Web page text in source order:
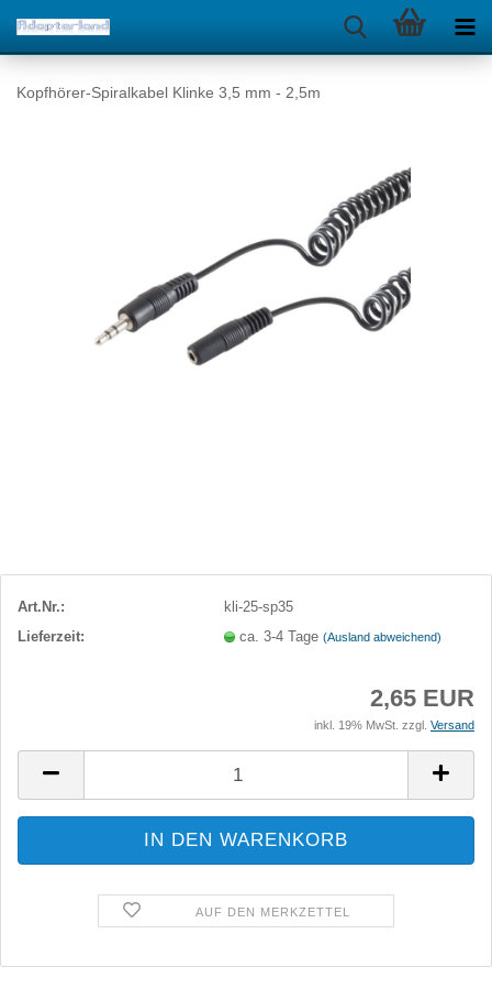
Kopfhörer-Spiralkabel Klinke 3,5 mm - 2,5m
Art.Nr.:
kli-25-sp35
Lieferzeit:
ca. 3-4 Tage(Ausland abweichend)
2,65 EUR
inkl. 19% MwSt. zzgl. Versand
AUF DEN MERKZETTEL